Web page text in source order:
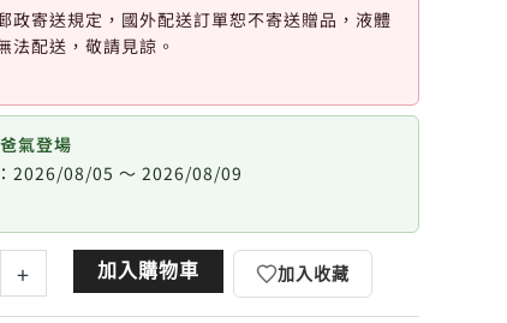
政寄送規定，國外配送訂單恕不寄送贈品，液體
法配送，敬請見諒。
氣登場
2026/08/05 ～ 2026/08/09
+ 加入購物車 加入收藏